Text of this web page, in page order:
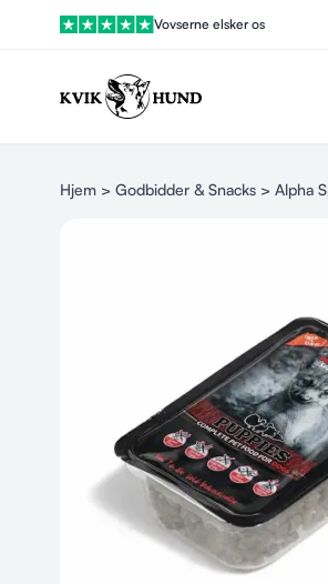
Vovserne elsker os
Hjem > Godbidder & Snacks > Alpha